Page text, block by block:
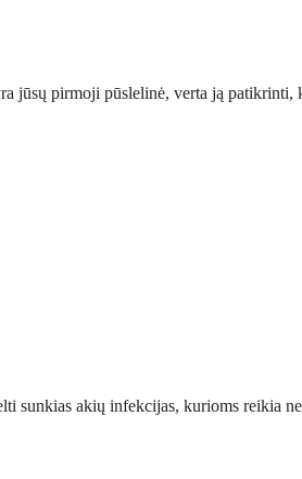
jūsų pirmoji pūslelinė, verta ją patikrinti,
sunkias akių infekcijas, kurioms reikia